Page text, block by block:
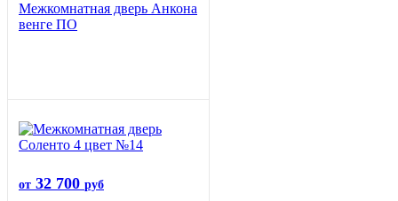
Межкомнатная дверь Анкона
венге ПО
от 32 700 руб